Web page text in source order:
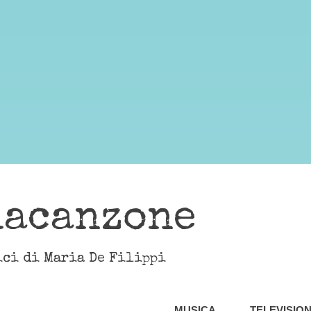
di Maria De Filippi